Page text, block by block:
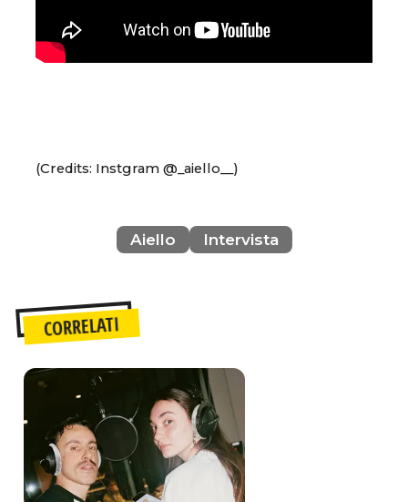
(Credits: Instgram @_aiello__)
Aiello Intervista
CORRELATI